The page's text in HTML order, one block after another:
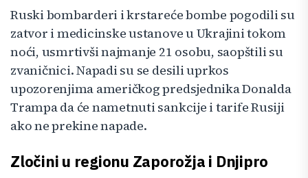
Ruski bombarderi i krstareće bombe pogodili su
zatvor i medicinske ustanove u Ukrajini tokom
noći, usmrtivši najmanje 21 osobu, saopštili su
zvaničnici. Napadi su se desili uprkos
upozorenjima američkog predsjednika Donalda
Trampa da će nametnuti sankcije i tarife Rusiji
ako ne prekine napade.
Zločini u regionu Zaporožja i Dnjipro